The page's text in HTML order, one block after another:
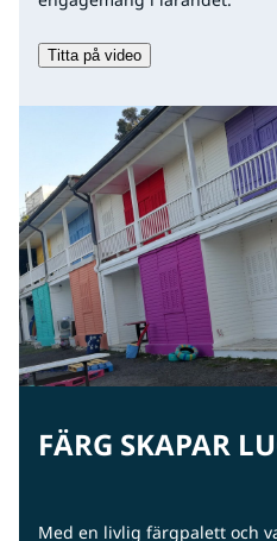
Titta på video
FÄRG SKAPAR
Med en livlig färgpalett och